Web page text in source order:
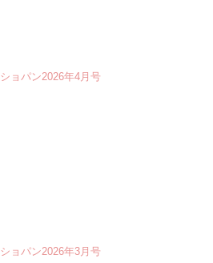
ショパン2026年4月号
ショパン2026年3月号